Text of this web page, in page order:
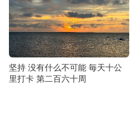
坚持 没有什么不可能 毎天十公
里打卡 第二百六十周